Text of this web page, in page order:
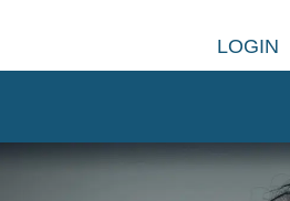
LOGIN